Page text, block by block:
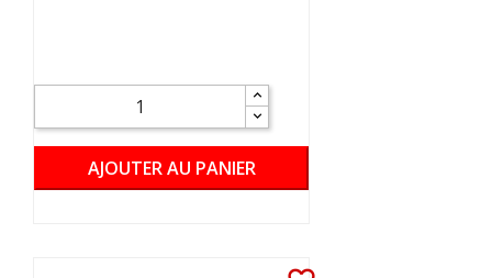
AJOUTER AU PANIER